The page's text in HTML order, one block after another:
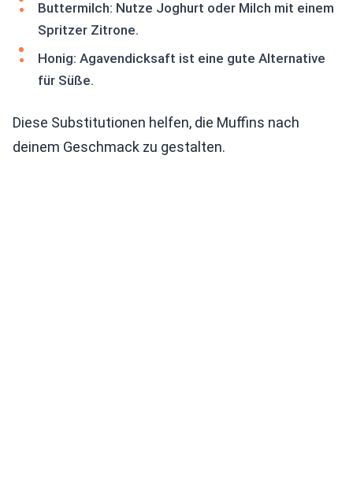
Buttermilch: Nutze Joghurt oder Milch mit einem
Spritzer Zitrone.
Honig: Agavendicksaft ist eine gute Alternative
für Süße.
Diese Substitutionen helfen, die Muffins nach
deinem Geschmack zu gestalten.